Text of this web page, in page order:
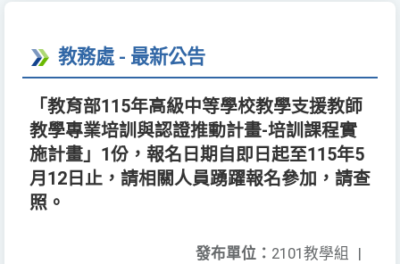
教務處 - 最新公告
「教育部115年高級中等學校教學支援教師
教學專業培訓與認證推動計畫-培訓課程實
施計畫」1份，報名日期自即日起至115年5
月12日止，請相關人員踴躍報名參加，請查
照。
發布單位： 2101教學組 |